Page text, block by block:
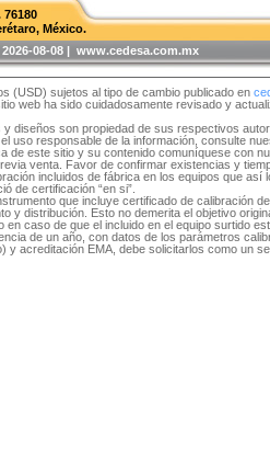
76180
México.
2026-08-08 | www.cedesa.com.mx
(USD) sujetos al tipo de cambio publicado en
web ha sido cuidadosamente revisado y
y diseños son propiedad de sus respectivos
uso responsable de la información, consulte
de este sitio y su contenido comuníquese con
venta. Favor de confirmar existencias y
incluidos de fábrica en los equipos que
de certificación “en si”.
que incluye certificado de calibración
y distribución. Esto no demerita el objetivo
en caso de que el incluido en el equipo surtido
de un año, con datos de los parámetros
y acreditación EMA, debe solicitarlos como un